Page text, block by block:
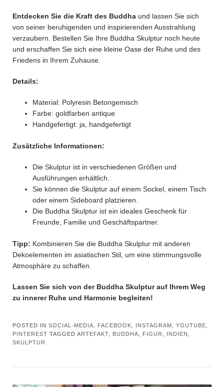
Entdecken Sie die Kraft des Buddha und lassen Sie sich
von seiner beruhigenden und inspirierenden Ausstrahlung
verzaubern. Bestellen Sie Ihre Buddha Skulptur noch heute
und erschaffen Sie sich eine kleine Oase der Ruhe und des
Friedens in Ihrem Zuhause.
Details:
Material: Polyresin Betongemisch
Farbe: goldfarben antique
Handgefertigt: ja, handgefertigt
Zusätzliche Informationen:
Die Skulptur ist in verschiedenen Größen und
Ausführungen erhältlich.
Sie können die Skulptur auf einem Sockel, einem Tisch
oder einem Sideboard platzieren.
Die Buddha Skulptur ist ein ideales Geschenk für
Freunde, Familie und Geschäftspartner.
Tipp: Kombinieren Sie die Buddha Skulptur mit anderen
Dekoelementen im asiatischen Stil, um eine stimmungsvolle
Atmosphäre zu schaffen.
Lassen Sie sich von der Buddha Skulptur auf Ihrem Weg
zu innerer Ruhe und Harmonie begleiten!
POSTED IN SOCIAL-MEDIA, FACEBOOK, INSTAGRAM, YOUTUBE,
PINTEREST TAGGED ARTEFAKT BUDDHA FIGUR INDIEN
SKULPTUR